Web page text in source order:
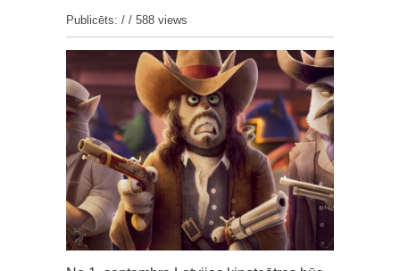
Publicēts: / / 588 views